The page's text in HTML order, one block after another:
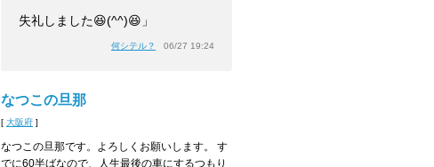
失礼しました😆(⁠^⁠^⁠)😆」
何シテル？ 06/27 19:24
なつこの旦那
[ 大阪府 ]
なつこの旦那です。よろしくお願いします。 す
でに60半ばなので、人生最後の車にするつもり